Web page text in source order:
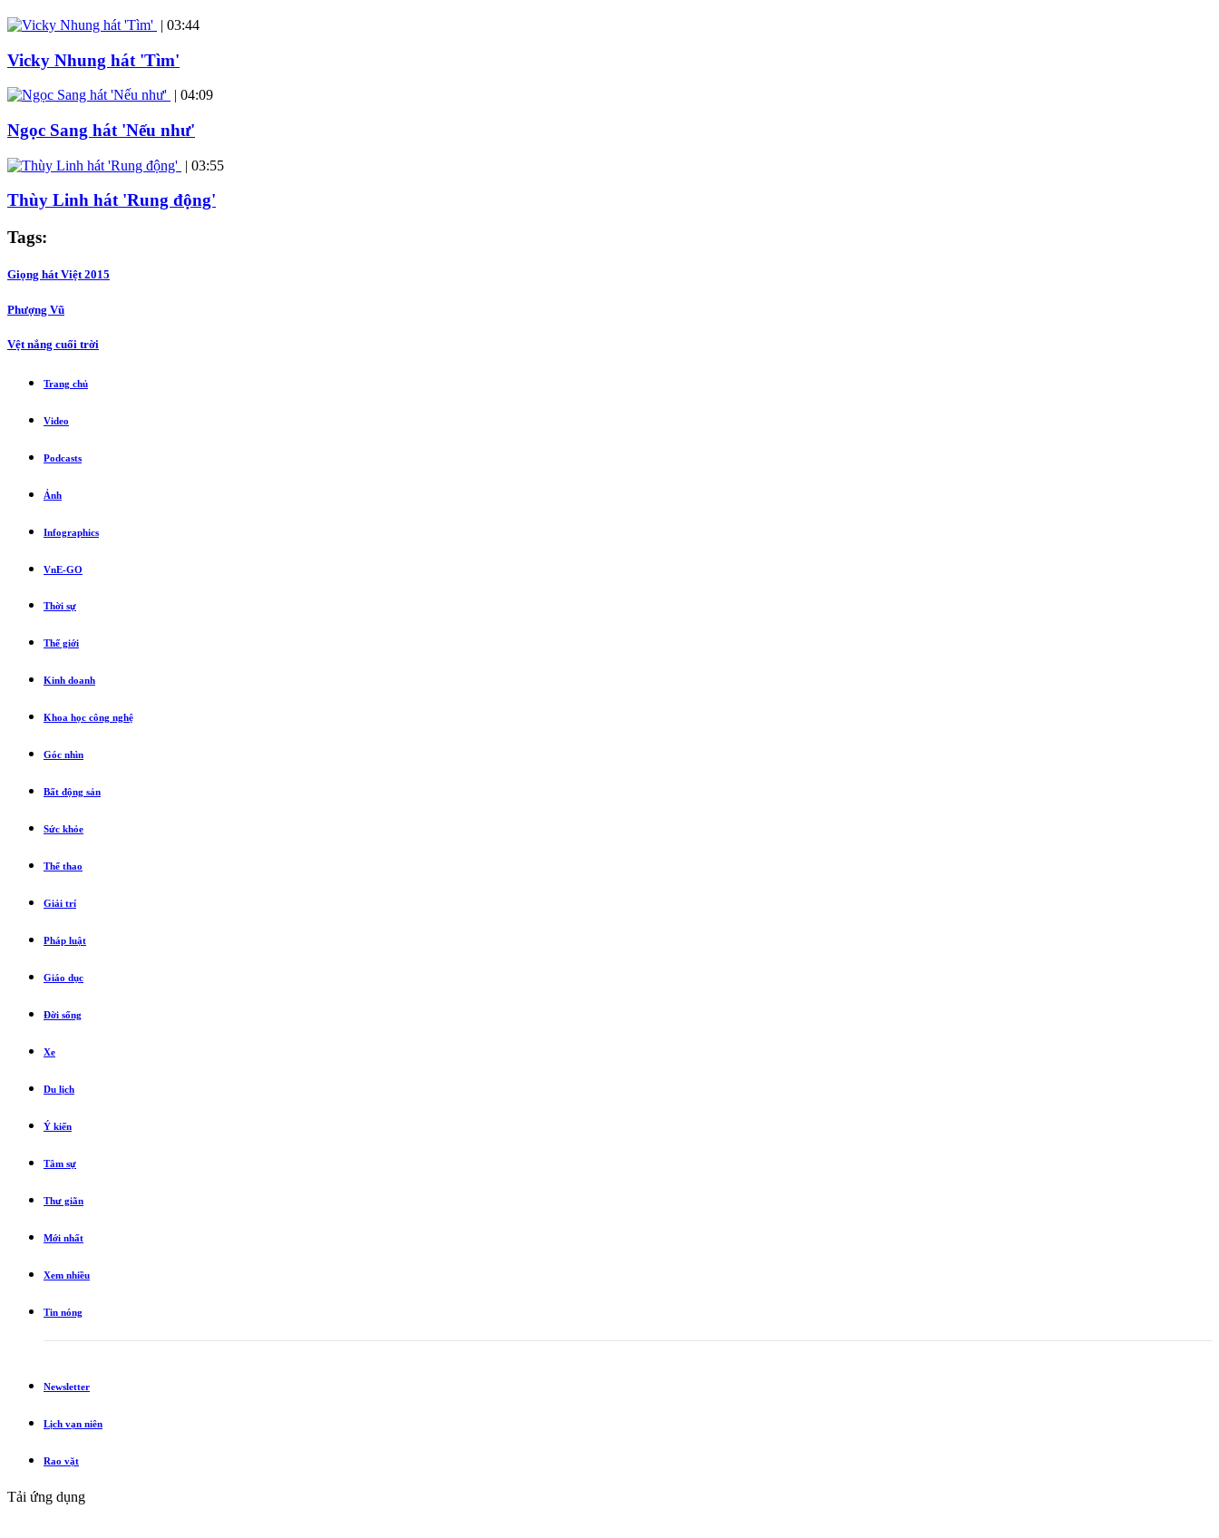
| 03:44
Vicky Nhung hát 'Tìm'
| 04:09
Ngọc Sang hát 'Nếu như'
| 03:55
Thùy Linh hát 'Rung động'
Tags:
Giọng hát Việt 2015
Phượng Vũ
Vệt nắng cuối trời
Trang chủ
Video
Podcasts
Ảnh
Infographics
VnE-GO
Thời sự
Thế giới
Kinh doanh
Khoa học công nghệ
Góc nhìn
Bất động sản
Sức khỏe
Thể thao
Giải trí
Pháp luật
Giáo dục
Đời sống
Xe
Du lịch
Ý kiến
Tâm sự
Thư giãn
Mới nhất
Xem nhiều
Tin nóng
Newsletter
Lịch vạn niên
Rao vặt
Tải ứng dụng